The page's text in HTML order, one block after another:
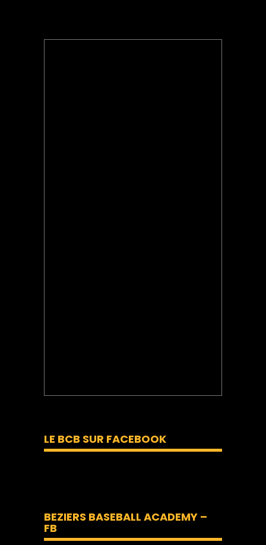
LE BCB SUR FACEBOOK
BEZIERS BASEBALL ACADEMY –
FB